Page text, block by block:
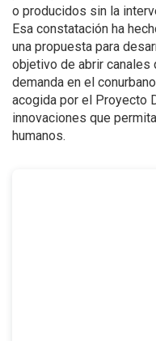
o producidos sin la
Esa constatación ha
una propuesta para
objetivo de abrir canales
demanda en el
acogida por el Proyecto
innovaciones que
humanos.